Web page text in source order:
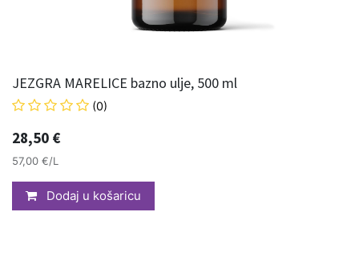
JEZGRA MARELICE bazno ulje, 500 ml
(0)
28,50 €
57,00 €/L
Dodaj u košaricu